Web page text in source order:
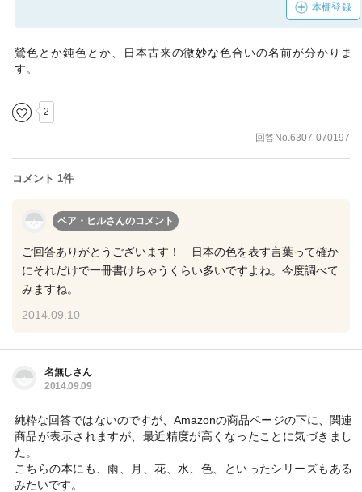
本棚登録
鶯色とか鈍色とか、日本古来の微妙な色合いの名前が分かりま
す。
2
回答No.6307-070197
コメント 1件
ペア・ヒルさんのコメント
ご回答ありがとうございます！ 日本の色を表す言葉って確か
にそれだけで一冊書けちゃうくらい多いですよね。今度調べて
みますね。
2014.09.10
名無しさん
2014.09.09
純粋な回答ではないのですが、Amazonの商品ページの下に、関連
商品が表示されますが、最近精度が高くなったことに気づきまし
た。
こちらの本にも、雨、月、花、水、色、といったシリーズもある
みたいです。